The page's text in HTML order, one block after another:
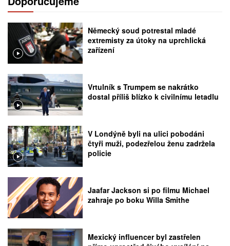
Německý soud potrestal mladé
extremisty za útoky na uprchlická
zařízení
Vrtulník s Trumpem se nakrátko
dostal příliš blízko k civilnímu letadlu
V Londýně byli na ulici pobodáni
čtyři muži, podezřelou ženu zadržela
policie
Jaafar Jackson si po filmu Michael
zahraje po boku Willa Smithe
Mexický influencer byl zastřelen